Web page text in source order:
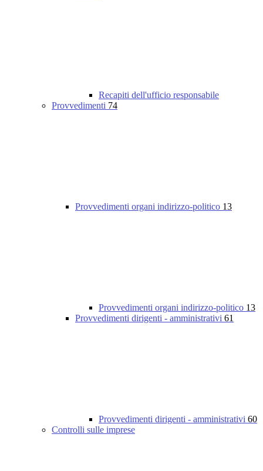
Recapiti dell'ufficio responsabile
Provvedimenti 74
Provvedimenti organi indirizzo-politico 13
Provvedimenti organi indirizzo-politico 13
Provvedimenti dirigenti - amministrativi 61
Provvedimenti dirigenti - amministrativi 60
Controlli sulle imprese